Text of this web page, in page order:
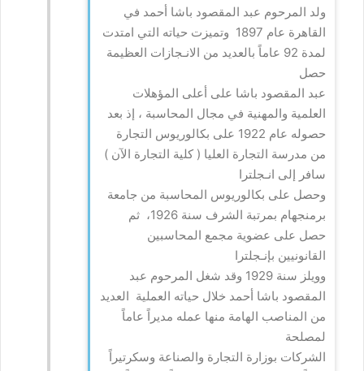
ولد المرحوم عبد المقصود باشا أحمد في
القاهرة عام 1897 وتميزت حياته التي امتدت
لمدة 92 عاماً بالعديد من الانـجازات العظيمة
حصل
عبد المقصود باشا على أعلى المؤهلات
العلمية والمهنية في مجال المحاسبة ، إذ بعد
حصوله عام 1922 على بكالوريوس التجارة
من مدرسة التجارة العليا ( كلية التجارة الآن )
سافر إلى انـجلترا
وحصل على بكالوريوس المحاسبة من جامعة
برمنجهام بمرتبة الشرف سنة 1926، ثم
حصل على عضوية مجمع المحاسبين
القانونيين بإنـجلترا
وويلز سنة 1929 وقد شغل المرحوم عبد
المقصود باشا أحمد خلال حياته العملية العديد
من المناصب الهامة منها عمله مديراً عاماً
لمصلحة
الشركات بوزارة التجارة والصناعة وسكرتيراً